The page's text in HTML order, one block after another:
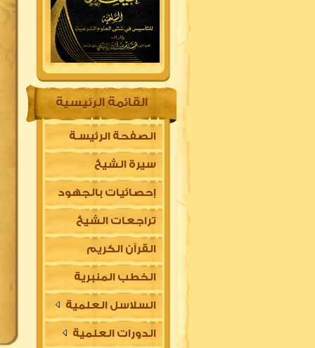
القائمة الرئيسية
الصفحة الرئيسـة
سيرة الشيخ
إحصائيات بالجهود
تراجعات الشيخ
القرآن الكريم
الخطب المنبرية
السلاسل العلمية
الدورات العلمية